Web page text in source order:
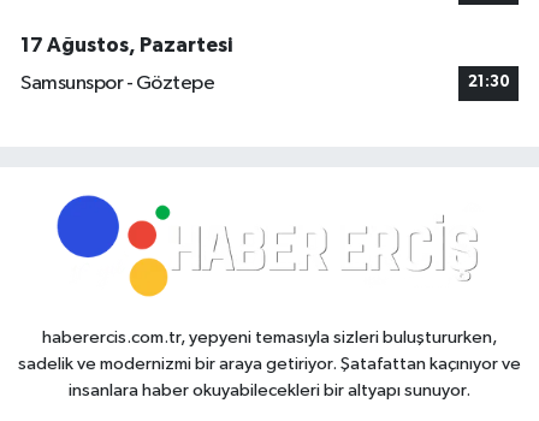
17 Ağustos, Pazartesi
Samsunspor - Göztepe
21:30
haberercis.com.tr, yepyeni temasıyla sizleri buluştururken,
sadelik ve modernizmi bir araya getiriyor. Şatafattan kaçınıyor ve
insanlara haber okuyabilecekleri bir altyapı sunuyor.